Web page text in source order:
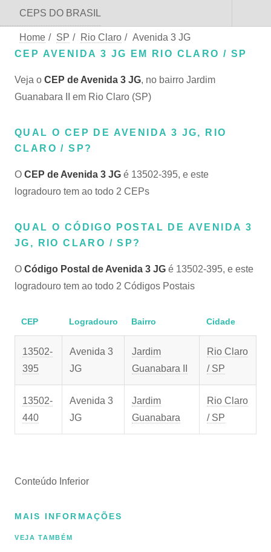
CEPS DO BRASIL
Home / SP / Rio Claro / Avenida 3 JG
CEP AVENIDA 3 JG EM RIO CLARO / SP
Veja o CEP de Avenida 3 JG, no bairro Jardim
Guanabara II em Rio Claro (SP)
QUAL O CEP DE AVENIDA 3 JG, RIO
CLARO / SP?
O CEP de Avenida 3 JG é 13502-395, e este
logradouro tem ao todo 2 CEPs
QUAL O CÓDIGO POSTAL DE AVENIDA 3
JG, RIO CLARO / SP?
O Código Postal de Avenida 3 JG é 13502-395, e este
logradouro tem ao todo 2 Códigos Postais
CEP Logradouro Bairro Cidade
13502-
395
Avenida 3
JG
Jardim
Guanabara II
Rio Claro
/ SP
13502-
440
Avenida 3
JG
Jardim
Guanabara
Rio Claro
/ SP
Conteúdo Inferior
MAIS INFORMAÇÕES
VEJA TAMBÉM